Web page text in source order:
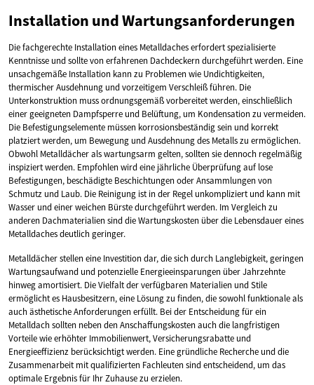
Installation und Wartungsanforderungen
Die fachgerechte Installation eines Metalldaches erfordert spezialisierte
Kenntnisse und sollte von erfahrenen Dachdeckern durchgeführt werden. Eine
unsachgemäße Installation kann zu Problemen wie Undichtigkeiten,
thermischer Ausdehnung und vorzeitigem Verschleiß führen. Die
Unterkonstruktion muss ordnungsgemäß vorbereitet werden, einschließlich
einer geeigneten Dampfsperre und Belüftung, um Kondensation zu vermeiden.
Die Befestigungselemente müssen korrosionsbeständig sein und korrekt
platziert werden, um Bewegung und Ausdehnung des Metalls zu ermöglichen.
Obwohl Metalldächer als wartungsarm gelten, sollten sie dennoch regelmäßig
inspiziert werden. Empfohlen wird eine jährliche Überprüfung auf lose
Befestigungen, beschädigte Beschichtungen oder Ansammlungen von
Schmutz und Laub. Die Reinigung ist in der Regel unkompliziert und kann mit
Wasser und einer weichen Bürste durchgeführt werden. Im Vergleich zu
anderen Dachmaterialien sind die Wartungskosten über die Lebensdauer eines
Metalldaches deutlich geringer.
Metalldächer stellen eine Investition dar, die sich durch Langlebigkeit, geringen
Wartungsaufwand und potenzielle Energieeinsparungen über Jahrzehnte
hinweg amortisiert. Die Vielfalt der verfügbaren Materialien und Stile
ermöglicht es Hausbesitzern, eine Lösung zu finden, die sowohl funktionale als
auch ästhetische Anforderungen erfüllt. Bei der Entscheidung für ein
Metalldach sollten neben den Anschaffungskosten auch die langfristigen
Vorteile wie erhöhter Immobilienwert, Versicherungsrabatte und
Energieeffizienz berücksichtigt werden. Eine gründliche Recherche und die
Zusammenarbeit mit qualifizierten Fachleuten sind entscheidend, um das
optimale Ergebnis für Ihr Zuhause zu erzielen.